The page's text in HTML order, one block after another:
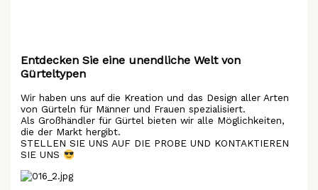
Entdecken Sie eine unendliche Welt von
Gürteltypen
Wir haben uns auf die Kreation und das Design aller Arten
von Gürteln für Männer und Frauen spezialisiert.
Als Großhändler für Gürtel bieten wir alle Möglichkeiten,
die der Markt hergibt.
STELLEN SIE UNS AUF DIE PROBE UND KONTAKTIEREN
SIE UNS